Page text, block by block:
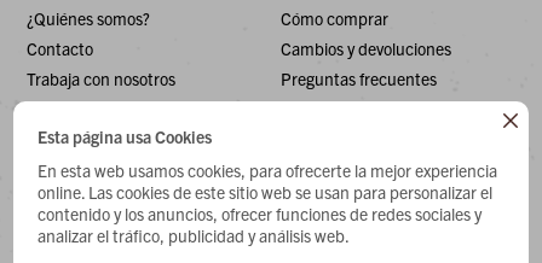

Esta página usa Cookies
En esta web usamos cookies, para ofrecerte la mejor experiencia
online. Las cookies de este sitio web se usan para personalizar el
contenido y los anuncios, ofrecer funciones de redes sociales y
analizar el tráfico, publicidad y análisis web.
¿Quiénes somos?
Contacto
Trabaja con nosotros
Términos y condiciones
Cómo comprar
Cambios y devoluciones
Preguntas frecuentes
Envíos
CONTACTO
Whatsapp: 091487180
Teléfono: 27169991